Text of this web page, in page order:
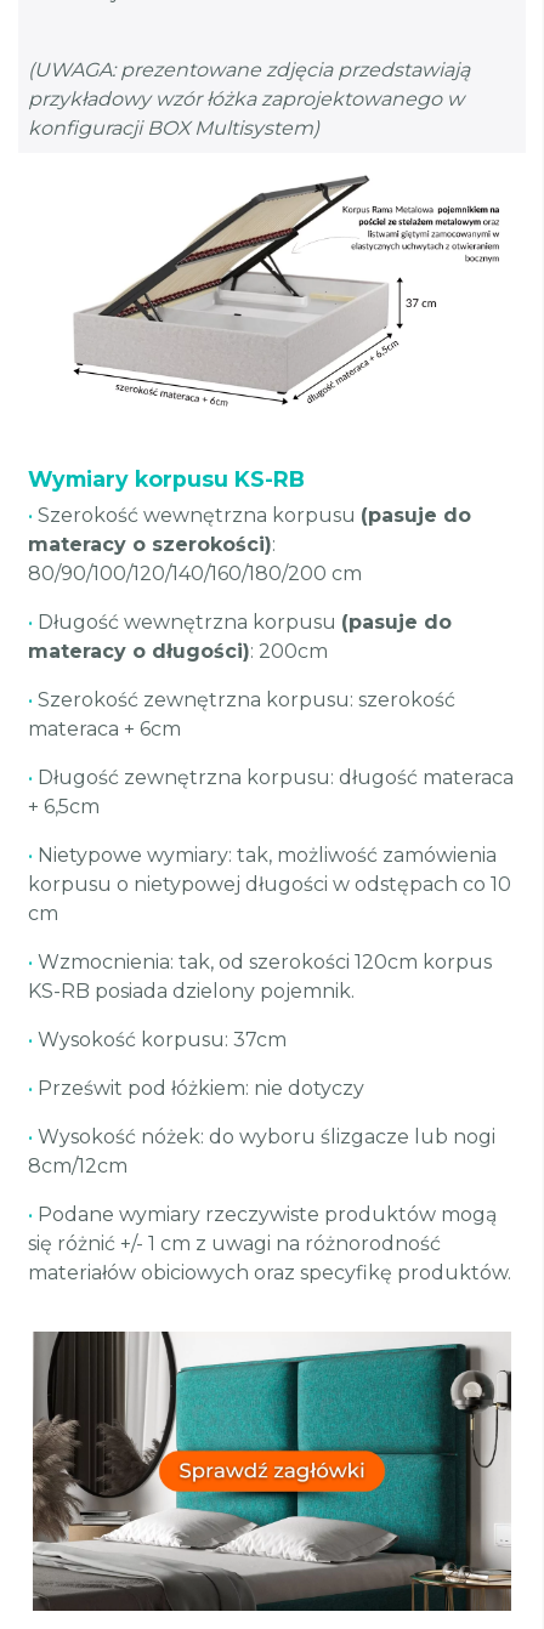
(UWAGA: prezentowane zdjęcia przedstawiają
przykładowy wzór łóżka zaprojektowanego w
konfiguracji BOX Multisystem)
Wymiary korpusu KS-RB
• Szerokość wewnętrzna korpusu (pasuje do
materacy o szerokości):
80/90/100/120/140/160/180/200 cm
• Długość wewnętrzna korpusu (pasuje do
materacy o długości): 200cm
• Szerokość zewnętrzna korpusu: szerokość
materaca + 6cm
• Długość zewnętrzna korpusu: długość materaca
+ 6,5cm
• Nietypowe wymiary: tak, możliwość zamówienia
korpusu o nietypowej długości w odstępach co 10
cm
• Wzmocnienia: tak, od szerokości 120cm korpus
KS-RB posiada dzielony pojemnik.
• Wysokość korpusu: 37cm
• Prześwit pod łóżkiem: nie dotyczy
• Wysokość nóżek: do wyboru ślizgacze lub nogi
8cm/12cm
• Podane wymiary rzeczywiste produktów mogą
się różnić +/- 1 cm z uwagi na różnorodność
materiałów obiciowych oraz specyfikę produktów.